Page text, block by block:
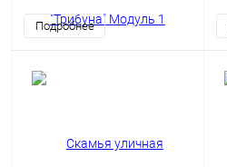
Подробнее